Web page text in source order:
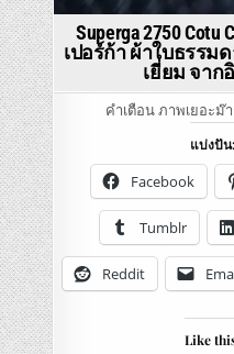
Superga 2750 Cotu
เปอร์ก้า ผ้าใบธรรม
เยี่ยม จาก
คำเตือน ภาพเยอะม๊
แบ่งปัน:
Facebook
Tumblr
Reddit
Like